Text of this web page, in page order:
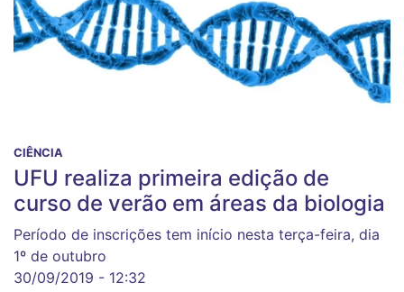
CIÊNCIA
UFU realiza primeira edição de
curso de verão em áreas da biologia
Período de inscrições tem início nesta terça-feira, dia
1º de outubro
30/09/2019 - 12:32